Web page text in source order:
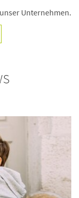
Unternehmen.